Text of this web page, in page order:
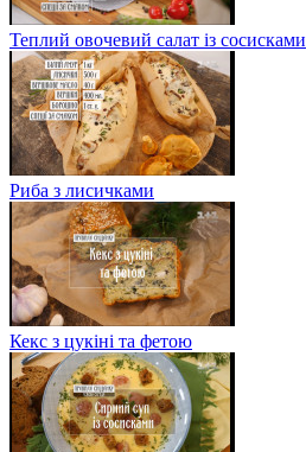
Теплий овочевий салат із сосисками
Риба з лисичками
Кекс з цукіні та фетою